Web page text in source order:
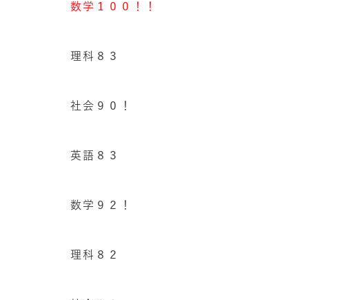
数学１００！！
理科８３
社会９０！
英語８３
数学９２！
理科８２